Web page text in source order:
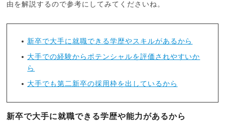
由を解説するので参考にしてみてくださいね。
新卒で大手に就職できる学歴やスキルがあるから
大手での経験からポテンシャルを評価されやすいか
ら
大手でも第二新卒の採用枠を出しているから
新卒で大手に就職できる学歴や能力があるから